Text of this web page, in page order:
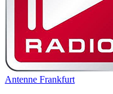
Antenne Frankfurt